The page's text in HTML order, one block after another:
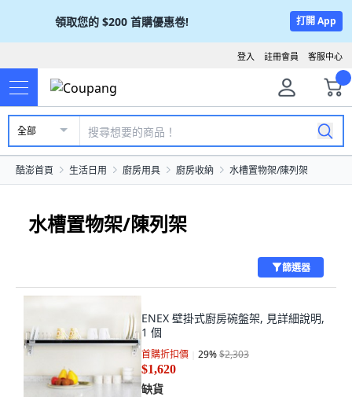
領取您的 $200 首購優惠卷! 打開 App
客服中心
註冊會員
登入
全部
酷澎首頁 生活日用 廚房用具 廚房收納 水槽置物架/陳列架
水槽置物架/陳列架
篩選器
ENEX 壁掛式廚房碗盤架, 見詳細說明,
1 個
首購折扣價 29%$2,303
$1,620
缺貨